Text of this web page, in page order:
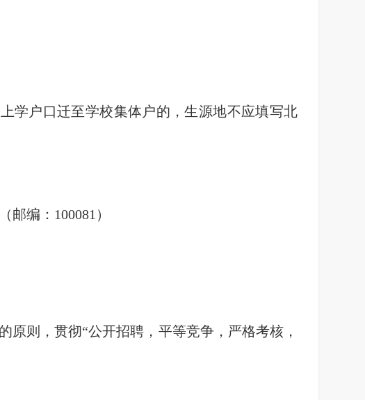
学户口迁至学校集体户的，生源地不应填写北
编：100081）
原则，贯彻“公开招聘，平等竞争，严格考核，